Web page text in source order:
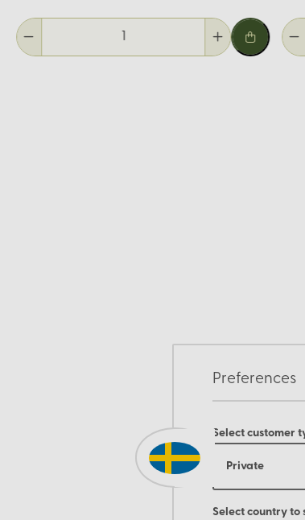
Preferences
Select customer
Private
Select country to